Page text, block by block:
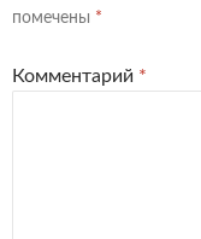
помечены *
Комментарий *